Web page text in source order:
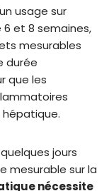
usage sur
et 8 semaines,
mesurables
durée
que les
hépatique.
jours
mesurable sur la
nécessite